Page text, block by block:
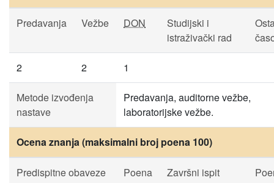
Predavanja Vežbe DON
Studijski i
istraživački rad
2 2 1
Metode izvođenja
nastave
Predavanja, auditorne vežbe,
laboratorijske vežbe.
Ocena znanja (maksimalni broj poena 100)
Predispitne obaveze Poena Završni ispit